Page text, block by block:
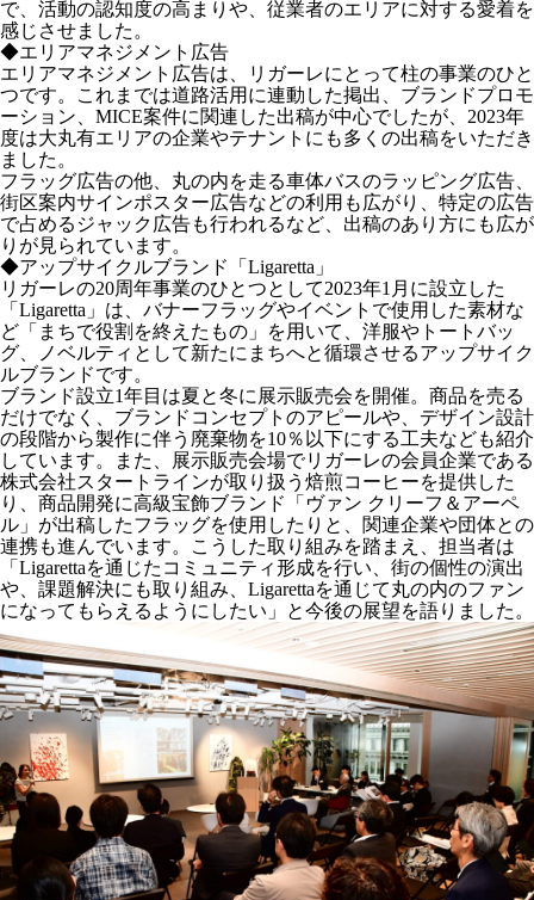
で、活動の認知度の高まりや、従業者のエリアに対する愛着を
感じさせました。
◆エリアマネジメント広告
エリアマネジメント広告は、リガーレにとって柱の事業のひと
つです。これまでは道路活用に連動した掲出、ブランドプロモ
ーション、MICE案件に関連した出稿が中心でしたが、2023年
度は大丸有エリアの企業やテナントにも多くの出稿をいただき
ました。
フラッグ広告の他、丸の内を走る車体バスのラッピング広告、
街区案内サインポスター広告などの利用も広がり、特定の広告
で占めるジャック広告も行われるなど、出稿のあり方にも広が
りが見られています。
◆アップサイクルブランド「Ligaretta」
リガーレの20周年事業のひとつとして2023年1月に設立した
「Ligaretta」は、バナーフラッグやイベントで使用した素材な
ど「まちで役割を終えたもの」を用いて、洋服やトートバッ
グ、ノベルティとして新たにまちへと循環させるアップサイク
ルブランドです。
ブランド設立1年目は夏と冬に展示販売会を開催。商品を売る
だけでなく、ブランドコンセプトのアピールや、デザイン設計
の段階から製作に伴う廃棄物を10％以下にする工夫なども紹介
しています。また、展示販売会場でリガーレの会員企業である
株式会社スタートラインが取り扱う焙煎コーヒーを提供した
り、商品開発に高級宝飾ブランド「ヴァン クリーフ＆アーペ
ル」が出稿したフラッグを使用したりと、関連企業や団体との
連携も進んでいます。こうした取り組みを踏まえ、担当者は
「Ligarettaを通じたコミュニティ形成を行い、街の個性の演出
や、課題解決にも取り組み、Ligarettaを通じて丸の内のファン
になってもらえるようにしたい」と今後の展望を語りました。